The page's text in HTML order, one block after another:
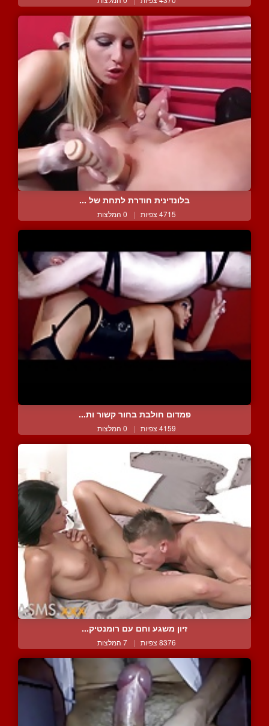
בלונדינית חודרת לתחת של ...
4715 צפיות | 0 המלצות
פמדום חולבת בחור קשור ות...
4159 צפיות | 0 המלצות
זיון משגע וחם עם רומנטיק...
8376 צפיות | 7 המלצות